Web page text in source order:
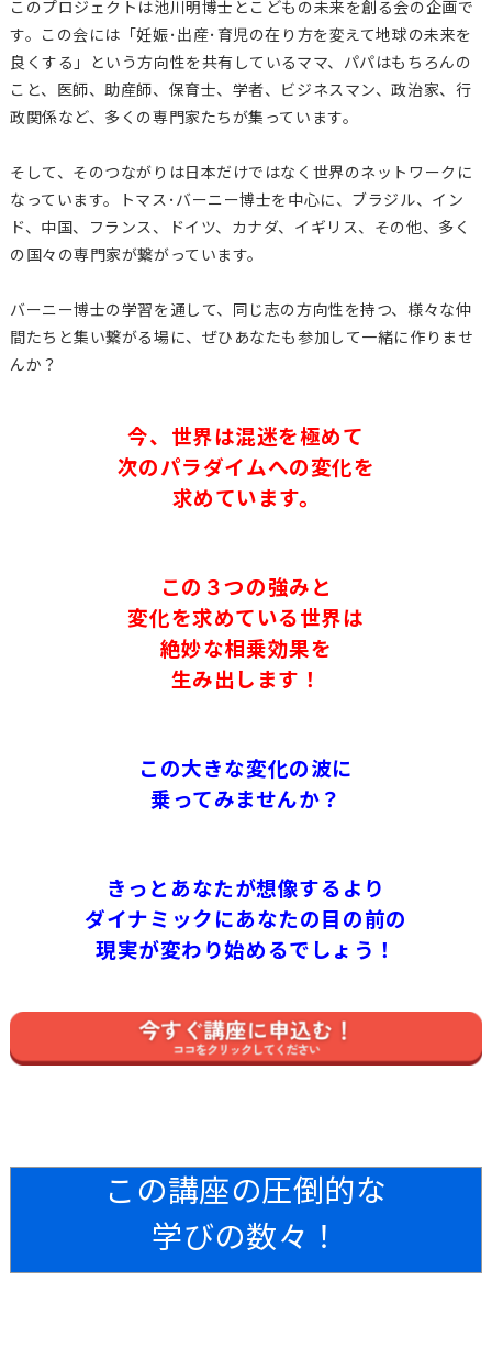
このプロジェクトは池川明博士とこどもの未来を創る会の企画で
す。この会には「妊娠･出産･育児の在り方を変えて地球の未来を
良くする」という方向性を共有しているママ、パパはもちろんの
こと、医師、助産師、保育士、学者、ビジネスマン、政治家、行
政関係など、多くの専門家たちが集っています。
そして、そのつながりは日本だけではなく世界のネットワークに
なっています。トマス･バーニー博士を中心に、ブラジル、イン
ド、中国、フランス、ドイツ、カナダ、イギリス、その他、多く
の国々の専門家が繋がっています。
バーニー博士の学習を通して、同じ志の方向性を持つ、様々な仲
間たちと集い繋がる場に、ぜひあなたも参加して一緒に作りませ
んか？
今、世界は混迷を極めて
次のパラダイムへの変化を
求めています。
この３つの強みと
変化を求めている世界は
絶妙な相乗効果を
生み出します！
この大きな変化の波に
乗ってみませんか？
きっとあなたが想像するより
ダイナミックにあなたの目の前の
現実が変わり始めるでしょう！
この講座の圧倒的な
学びの数々！